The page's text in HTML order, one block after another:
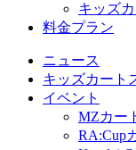
キッズ
料金プラン
ニュース
キッズカート
イベント
MZカー
RA:Cup